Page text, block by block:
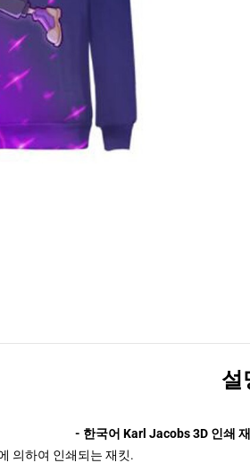
설
- 한국어 Karl Jacobs 3D 인쇄
의하여 인쇄되는 재킷.